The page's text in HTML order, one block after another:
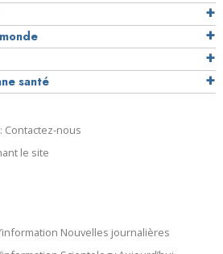
santé
Contactez-nous
le site
Nouvelles journalières